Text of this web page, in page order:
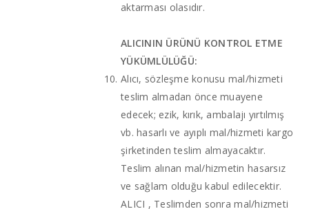
aktarması olasıdır.
ALICININ ÜRÜNÜ KONTROL ETME
YÜKÜMLÜLÜĞÜ:
Alıcı, sözleşme konusu mal/hizmeti
teslim almadan önce muayene
edecek; ezik, kırık, ambalajı yırtılmış
vb. hasarlı ve ayıplı mal/hizmeti kargo
şirketinden teslim almayacaktır.
Teslim alınan mal/hizmetin hasarsız
ve sağlam olduğu kabul edilecektir.
ALICI , Teslimden sonra mal/hizmeti